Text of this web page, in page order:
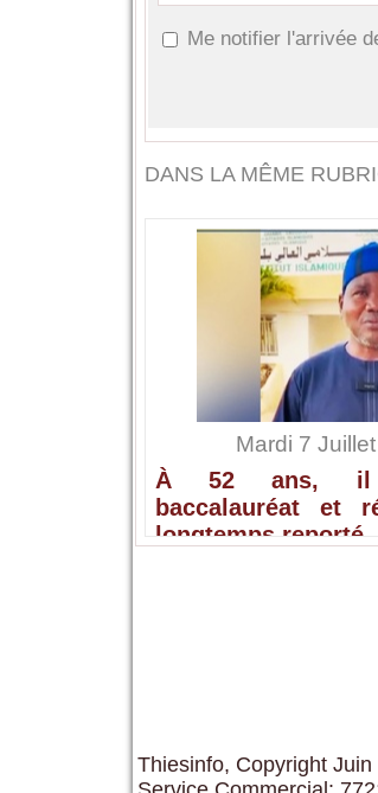
Me notifier l'arrivée
DANS LA MÊME
Mardi 7
À 52 ans, il
baccalauréat et
longtemps reporté
Thiesinfo, Copyright